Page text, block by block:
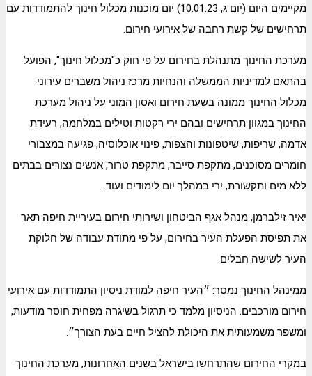
מקיימים היום (יום ג, 10.01.23) יום מוכנות מכלול חינוך להתמודדות עם
תרחישים של קשת רחבה של אירועי חירום.
מערכת החינוך מתנהלת בחירום על פי חוק כ"מכלול חינוך", הפועל
בהתאם למדיניות הממשלה והנחיות מרכז ניהול משברים עירוני.
מכלול החינוך ממונה בשעת חירום ואסון המוני על ניהול מערכת
החינוך במגוון תרחישים ובהם ירי רקטות וטילים במלחמה, רעידת
אדמה, שריפות, שיטפונות והצפות, פינוי אוכלוסיה, פגיעה במצבורי
חומרים מסוכנים, מתקפת סייבר, מתקפת טרור, אנשים נצורים בבתים
ללא מים ותקשורת, ירי במהלך יום לימודים ועוד.
יאיר זילברמן, מנהל אגף הביטחון ושירותי חירום בעיריית חיפה תאר
את תפיסת הפעלת העיר בחירום, על פי מתודת עבודה של חלוקת
העיר לשישה חבלים.
ממינהל החינוך נמסר: ״העיר חיפה למודת ניסיון התמודדות עם אירועי
חירום מורכבים. הניסיון מלמד כי תרגול בשיגרה מפחית חוסר מודעות,
ומשפר משמעותית את היכולת להציל חיים בעת הצורך״.
במקרי החירום שהתרחשו בישראל בשנים האחרונות, מערכת החינוך